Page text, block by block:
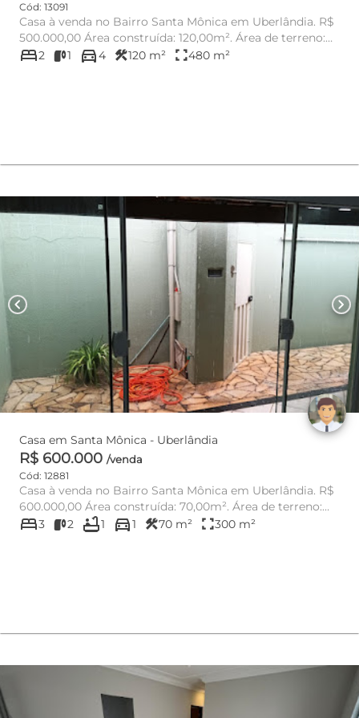
Cód: 13091
Casa à venda no Bairro Santa Mônica em Uberlândia. R$
500.000,00 Área construída: 120,00m². Área de terreno:
480,0...
bed2 1 directions_car4 construction120 m² fullscreen480 m²
chevron_left chevron_right
Casa em Santa Mônica - Uberlândia
R$ 600.000 /venda
Cód: 12881
Casa à venda no Bairro Santa Mônica em Uberlândia. R$
600.000,00 Área construída: 70,00m². Área de terreno:
300,00...
bed3 2 bathtub1 directions_car1 construction70 m² fullscreen300 m²